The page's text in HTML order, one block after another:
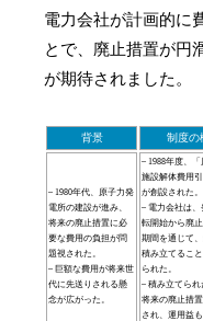
電力会社が計画的に
とで、廃止措置が円
が期待されました。
背景 制度の
– 1980年代、原子力発
電所の建設が進み、
将来の廃止措置に必
要な費用の負担が問
題視された。
– 巨額な費用が将来世
代に先送りされる懸
念が広がった。
– 1988年度、
施設解体費用引
が創設された。
– 電力会社は
転開始から廃
期間を通じて
積み立てるこ
られた。
– 積み立てられ
将来の廃止措
され、運用益